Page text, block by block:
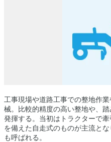
工事現場や道路工事での整地作
械。比較的精度の高い整地や、
発揮する。当初はトラクターで
を備えた自走式のものが主流と
も呼ばれる。